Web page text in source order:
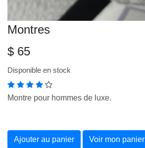
Montres
$ 65
Disponible en stock
Montre pour hommes de luxe.
Ajouter au panier Voir mon panier